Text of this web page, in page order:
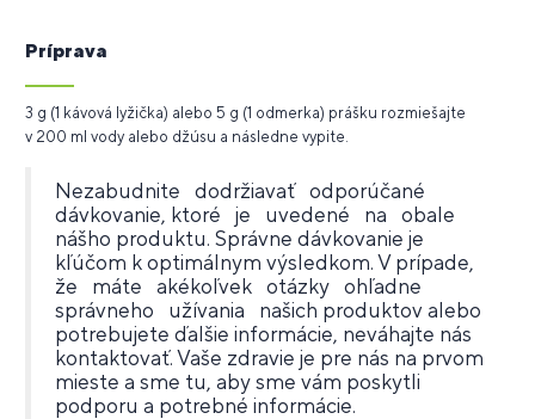
Príprava
3 g (1 kávová lyžička) alebo 5 g (1 odmerka) prášku rozmiešajte
v 200 ml vody alebo džúsu a následne vypite.
Nezabudnite dodržiavať odporúčané
dávkovanie, ktoré je uvedené na obale
nášho produktu. Správne dávkovanie je
kľúčom k optimálnym výsledkom. V prípade,
že máte akékoľvek otázky ohľadne
správneho užívania našich produktov alebo
potrebujete ďalšie informácie, neváhajte nás
kontaktovať. Vaše zdravie je pre nás na prvom
mieste a sme tu, aby sme vám poskytli
podporu a potrebné informácie.